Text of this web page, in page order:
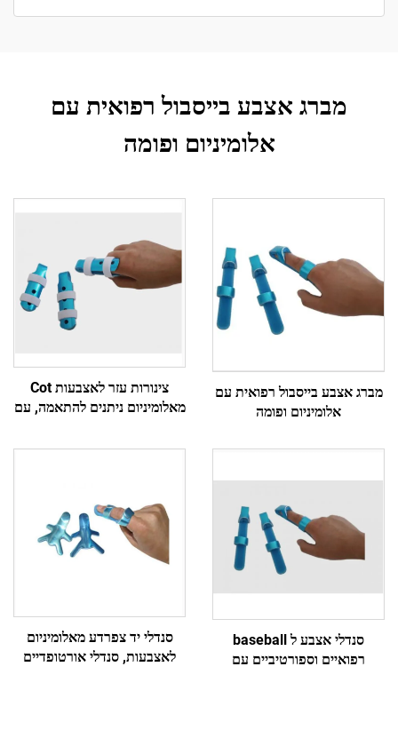
מברג אצבע בייסבול רפואית עם
אלומיניום ופומה
מברג אצבע בייסבול רפואית עם
אלומיניום ופומה
צינורות עזר לאצבעות Cot
מאלומיניום ניתנים להתאמה, עם
תנועה
סנדלי אצבע ל baseball
רפואיים וספורטיביים עם
סנדלי יד צפרדע מאלומיניום
לאצבעות, סנדלי אורטופדיים